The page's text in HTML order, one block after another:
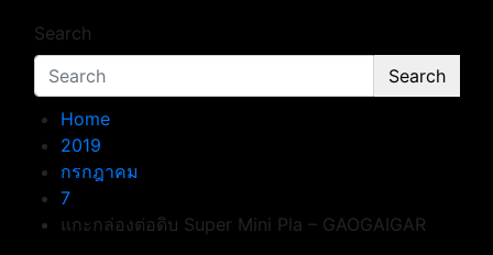
Search
Search
Home
2019
กรกฎาคม
7
แกะกล่องต่อดิบ Super Mini Pla – GAOGAIGAR